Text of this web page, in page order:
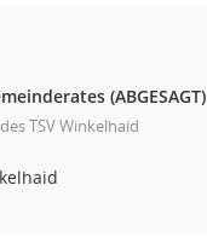
(ABGESAGT)
TSV Winkelhaid